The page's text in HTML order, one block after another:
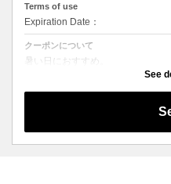
Terms of use
Expiration Date：
クーポンについて
暑い日におすすめ。
クールスパで涼んでいただいた後
1.クリーム状のクールシャンプー
3.保湿の頭皮用トリートメントで
See